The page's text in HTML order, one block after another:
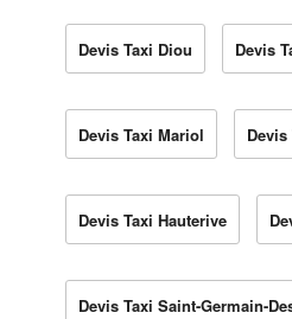
Devis Taxi Diou Devis
Devis Taxi Mariol
Devis Taxi Hauterive
Devis Taxi Saint-Germain-